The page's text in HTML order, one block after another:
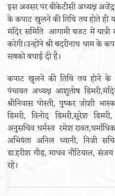
इस अवसर पर बीकेटीसी अध्यक्ष
के कपाट खुलने की तिथि तय होते ही
मंदिर समिति आगामी बजट में यात्री
करेगी।उन्होंने श्री बदरीनाथ धाम
सबको बधाई दी है।
कपाट खुलने की तिथि तय होने के
पंचायत अध्यक्ष आशुतोष
श्रीनिवास पोस्ती, पुष्कर जोशी
डिमरी, विनोद डिमरी,सुरेश
अनुसचिव धर्मस्व रमेश
अभियंता अनिल ध्यानी, निजी सचिव
डा.हरीश गौड़, माधव नौटियाल,
रहे।